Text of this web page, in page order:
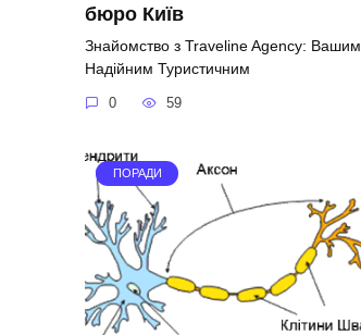
бюро Київ
Знайомство з Traveline Agency: Вашим
Надійним Туристичним
0 59
ПОРАДИ